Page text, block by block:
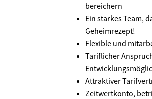
bereichern
Ein starkes Team,
Geheimrezept!
Flexible und
Tariflicher
Attraktiver
Zeitwertkonto,